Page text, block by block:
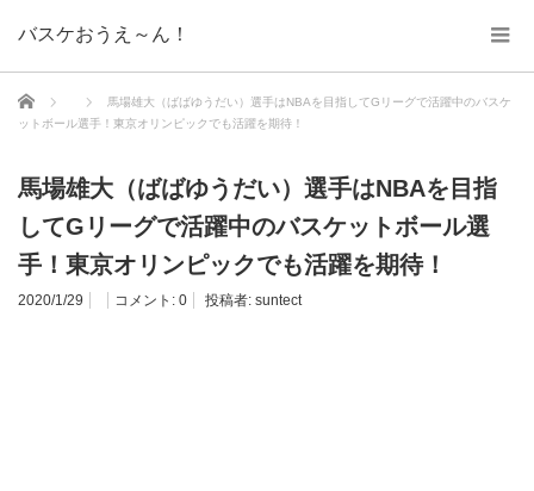
バスケおうえ～ん！
ホーム
馬場雄大（ばばゆうだい）選手はNBAを目指してGリーグで活躍中のバスケ
ットボール選手！東京オリンピックでも活躍を期待！
馬場雄大（ばばゆうだい）選手はNBAを目指
してGリーグで活躍中のバスケットボール選
手！東京オリンピックでも活躍を期待！
2020/1/29 コメント: 0 投稿者: suntect